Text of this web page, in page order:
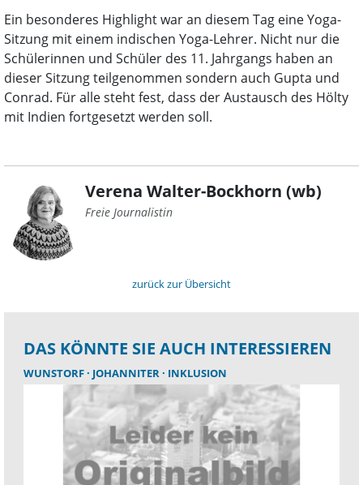
Ein besonderes Highlight war an diesem Tag eine Yoga-
Sitzung mit einem indischen Yoga-Lehrer. Nicht nur die
Schülerinnen und Schüler des 11. Jahrgangs haben an
dieser Sitzung teilgenommen sondern auch Gupta und
Conrad. Für alle steht fest, dass der Austausch des Hölty
mit Indien fortgesetzt werden soll.
Verena Walter-Bockhorn (wb)
Freie Journalistin
zurück zur Übersicht
DAS KÖNNTE SIE AUCH INTERESSIEREN
WUNSTORF JOHANNITER INKLUSION